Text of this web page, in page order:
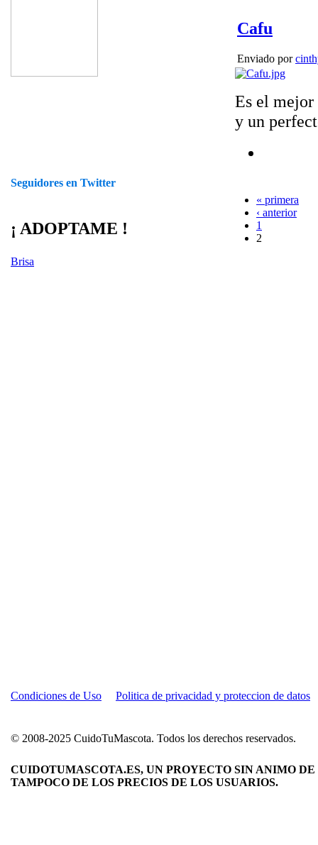
Seguidores en Twitter
¡ ADOPTAME !
Brisa
Cafu
Enviado por
Es el mejor
y un
« primera
‹ anterior
1
2
Condiciones de Uso Politica de privacidad y proteccion de datos
© 2008-2025 CuidoTuMascota. Todos los derechos reservados.
CUIDOTUMASCOTA.ES, UN PROYECTO SIN ANIMO
TAMPOCO DE LOS PRECIOS DE LOS USUARIOS.